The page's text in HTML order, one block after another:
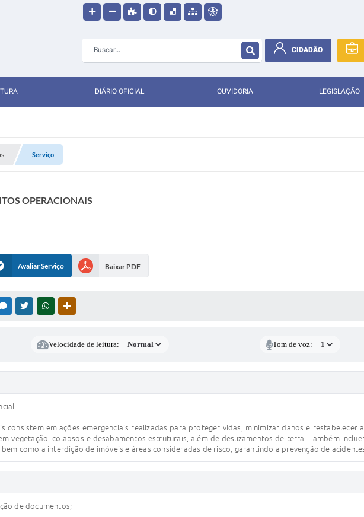
CIDADÃO
DIÁRIO OFICIAL OUVIDORIA LEGISLAÇÃO
Serviço
OPERACIONAIS
Avaliar Serviço Baixar PDF
MESSENGER
TWITTERWHATSAPP
Velocidade de leitura: Tom de voz:
consistem em ações emergenciais realizadas para proteger vidas, minimizar danos e restabelecer
vegetação, colapsos e desabamentos estruturais, além de deslizamentos de terra. Também
como a interdição de imóveis e áreas consideradas de risco, garantindo a prevenção de
de documentos;